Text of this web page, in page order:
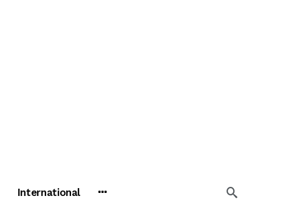
International